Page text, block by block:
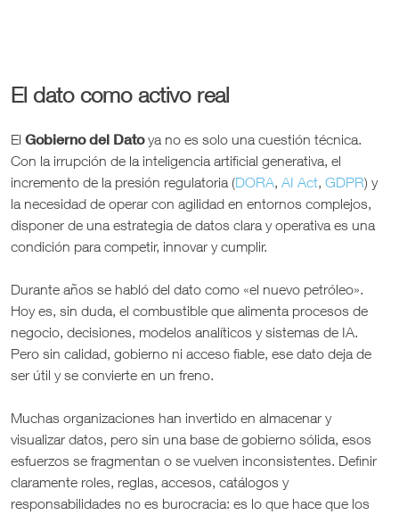
El dato como activo real
El Gobierno del Datoya no es solo una cuestión técnica.
Con la irrupción de la inteligencia artificial generativa, el
incremento de la presión regulatoria (DORA, AI Act, GDPR) y
la necesidad de operar con agilidad en entornos complejos,
disponer de una estrategia de datos clara y operativa es una
condición para competir, innovar y cumplir.
Durante años se habló del dato como «el nuevo petróleo».
Hoy es, sin duda, el combustible que alimenta procesos de
negocio, decisiones, modelos analíticos y sistemas de IA.
Pero sin calidad, gobierno ni acceso fiable, ese dato deja de
ser útil y se convierte en un freno.
Muchas organizaciones han invertido en almacenar y
visualizar datos, pero sin una base de gobierno sólida, esos
esfuerzos se fragmentan o se vuelven inconsistentes. Definir
claramente roles, reglas, accesos, catálogos y
responsabilidades no es burocracia: es lo que hace que los